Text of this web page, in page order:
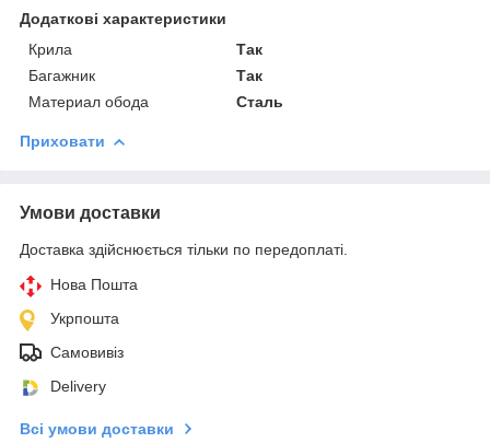
Додаткові характеристики
Крила
Так
Багажник
Так
Материал обода
Сталь
Приховати
Умови доставки
Доставка здійснюється тільки по передоплаті.
Нова Пошта
Укрпошта
Самовивіз
Delivery
Всі умови доставки